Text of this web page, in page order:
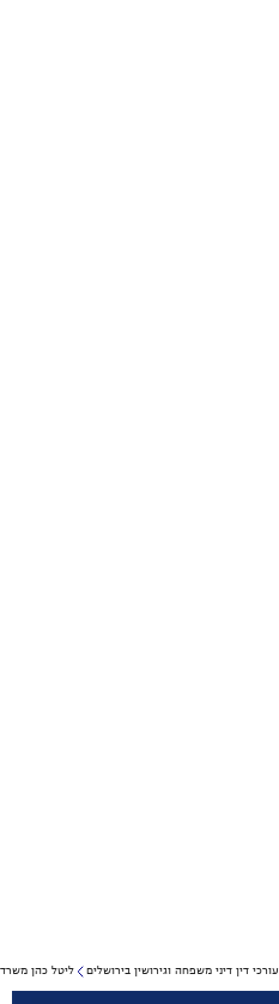
עורכי דין דיני משפחה וגירושין בירושלים
ליטל כהן משרד